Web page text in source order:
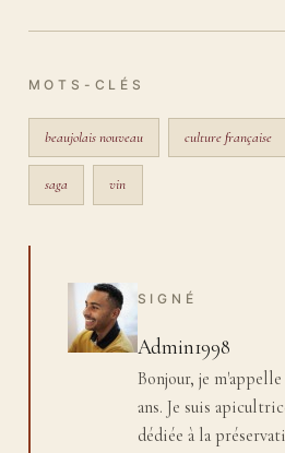
MOTS-CLÉS
beaujolais nouveau culture française
saga vin
SIGNÉ
Admin1998
Bonjour, je
ans. Je suis
dédiée à la